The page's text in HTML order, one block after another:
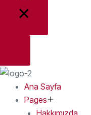
Ana Sayfa
Pages
Hakkımızda